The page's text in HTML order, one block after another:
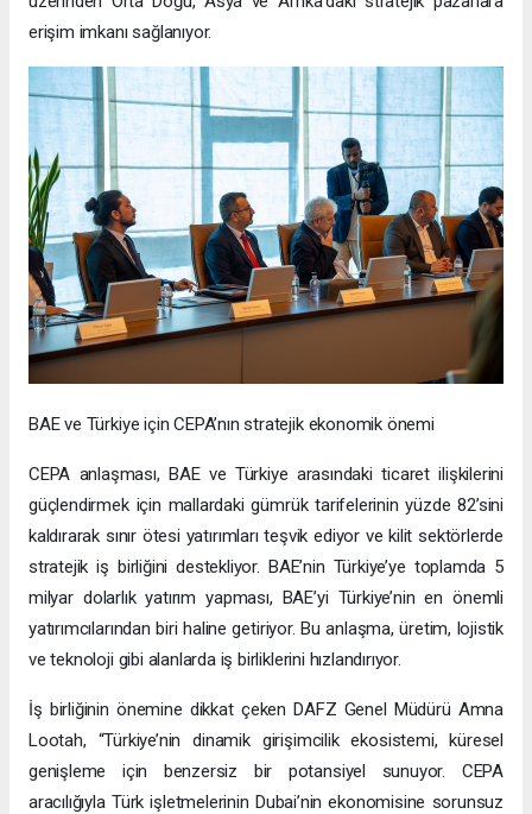
erişim imkanı sağlanıyor.
BAE ve Türkiye için CEPA’nın stratejik ekonomik önemi
CEPA anlaşması, BAE ve Türkiye arasındaki ticaret ilişkilerini
güçlendirmek için mallardaki gümrük tarifelerinin yüzde 82’sini
kaldırarak sınır ötesi yatırımları teşvik ediyor ve kilit sektörlerde
stratejik iş birliğini destekliyor. BAE’nin Türkiye’ye toplamda 5
milyar dolarlık yatırım yapması, BAE’yi Türkiye’nin en önemli
yatırımcılarından biri haline getiriyor. Bu anlaşma, üretim, lojistik
ve teknoloji gibi alanlarda iş birliklerini hızlandırıyor.
İş birliğinin önemine dikkat çeken DAFZ Genel Müdürü Amna
Lootah, “Türkiye’nin dinamik girişimcilik ekosistemi, küresel
genişleme için benzersiz bir potansiyel sunuyor. CEPA
aracılığıyla Türk işletmelerinin Dubai’nin ekonomisine sorunsuz